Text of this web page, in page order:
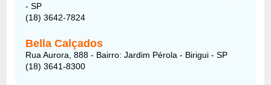
- SP
(18) 3642-7824
Bella Calçados
Rua Aurora, 888 - Bairro: Jardim Pérola - Birigui - SP
(18) 3641-8300